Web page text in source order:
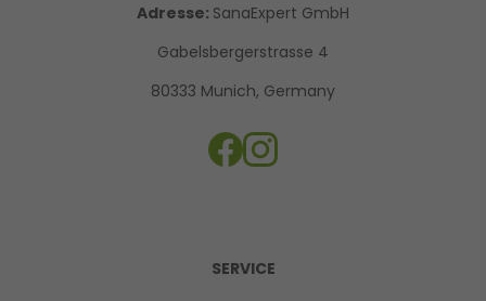
Adresse: SanaExpert GmbH
Gabelsbergerstrasse 4
80333 Munich, Germany
SERVICE